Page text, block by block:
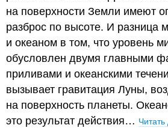
на поверхности Земли имеют
разброс по высоте. И разница
и океаном в том, что уровень
обусловлен двумя главными
приливами и океанскими
вызывает гравитация Луны,
на поверхность планеты.
это результат действия… Читать